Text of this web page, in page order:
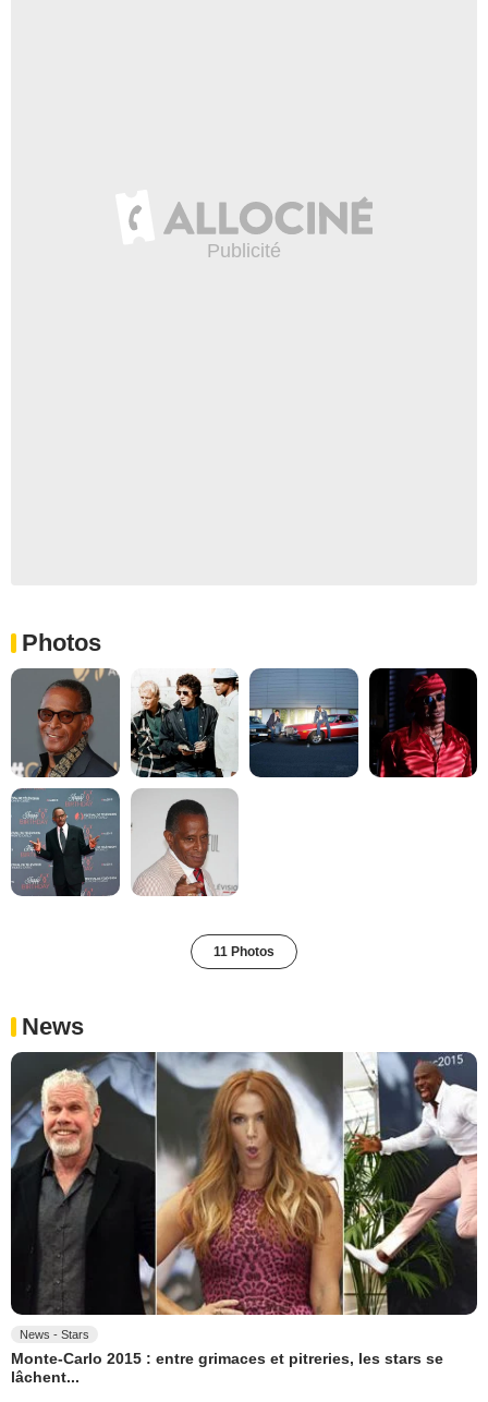
Photos
11 Photos
News
News - Stars
Monte-Carlo 2015 : entre grimaces et pitreries, les stars se
lâchent...